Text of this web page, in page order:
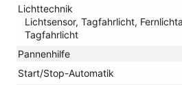
Lichttechnik
Lichtsensor, Tagfahrlicht,
Tagfahrlicht
Pannenhilfe
Start/Stop-Automatik